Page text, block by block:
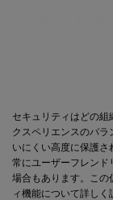
セキュリティはどの組
クスペリエンスのバ
いにくい高度に保護
常にユーザーフレンド
場合もあります。この
ィ機能について詳し